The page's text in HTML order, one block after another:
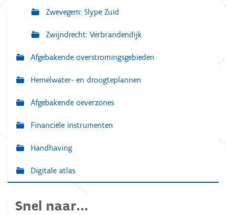
Zwevegem: Slype Zuid
Zwijndrecht: Verbrandendijk
Afgebakende overstromingsgebieden
Hemelwater- en droogteplannen
Afgebakende oeverzones
Financiële instrumenten
Handhaving
Digitale atlas
Snel naar...